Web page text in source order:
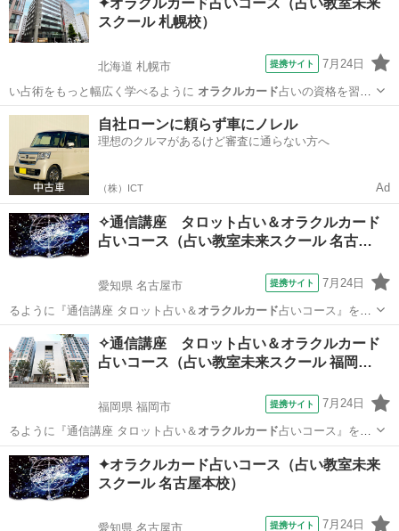
✦オラクルカード占いコース（占い教室未来
スクール 札幌校）
北海道 札幌市 提携サイト 7月24日
い占術をもっと幅広く学べるように オラクルカード占いの資格を習得
できるコースを開設…
北海道 札幌市
自社ローンに頼らず車にノレル
理想のクルマがあるけど審査に通らない方へ
（株）ICT Ad
✧通信講座 タロット占い＆オラクルカード
占いコース（占い教室未来スクール 名古…
愛知県 名古屋市 提携サイト 7月24日
るように『通信講座 タロット占い＆ オラクルカード占いコース』を開
設いたしました。 …
愛知 名古屋市 占い
✧通信講座 タロット占い＆オラクルカード
占いコース（占い教室未来スクール 福岡…
福岡県 福岡市 提携サイト 7月24日
るように『通信講座 タロット占い＆ オラクルカード占いコース』を開
設いたしました。 …
福岡 福岡市 占い
✦オラクルカード占いコース（占い教室未来
スクール 名古屋本校）
愛知県 名古屋市 提携サイト 7月24日